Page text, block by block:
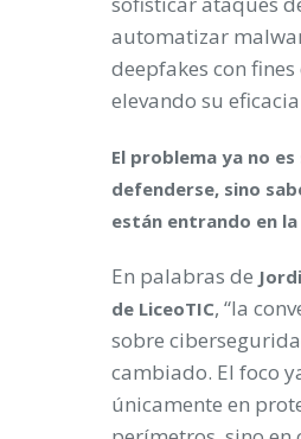
automatizar
deepfakes con
elevando su
El problema ya no es
defenderse, sino
están entrando en la
En palabras de
de LiceoTIC, “la
sobre
cambiado. El foco
únicamente en